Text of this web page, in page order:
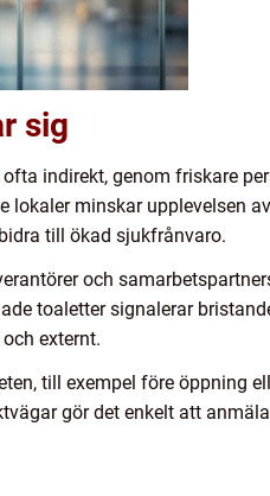
sig
indirekt, genom friskare
minskar upplevelsen
till ökad sjukfrånvaro.
och
toaletter signalerar
externt.
till exempel före öppning
gör det enkelt att